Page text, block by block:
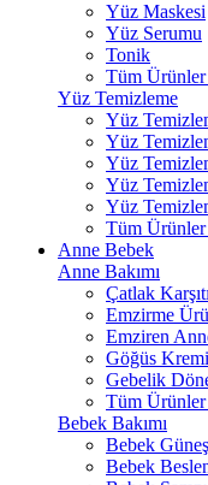
Yüz Maskesi
Yüz Serumu
Tonik
Tüm Ürünler
Yüz Temizleme
Yüz
Yüz
Yüz
Yüz
Yüz
Tüm Ürünler
Anne Bebek
Anne Bakımı
Çatlak
Emzirme
Emziren
Göğüs Kremi
Gebelik
Tüm Ürünler
Bebek Bakımı
Bebek
Bebek